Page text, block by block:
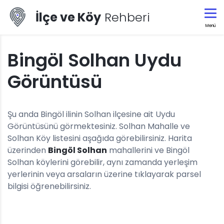
İlçe ve Köy Rehberi
Menü
Bingöl Solhan Uydu
Görüntüsü
Şu anda Bingöl ilinin Solhan ilçesine ait Uydu
Görüntüsünü görmektesiniz. Solhan Mahalle ve
Solhan Köy listesini aşağıda görebilirsiniz. Harita
üzerinden Bingöl Solhan mahallerini ve Bingöl
Solhan köylerini görebilir, aynı zamanda yerleşim
yerlerinin veya arsaların üzerine tıklayarak parsel
bilgisi öğrenebilirsiniz.